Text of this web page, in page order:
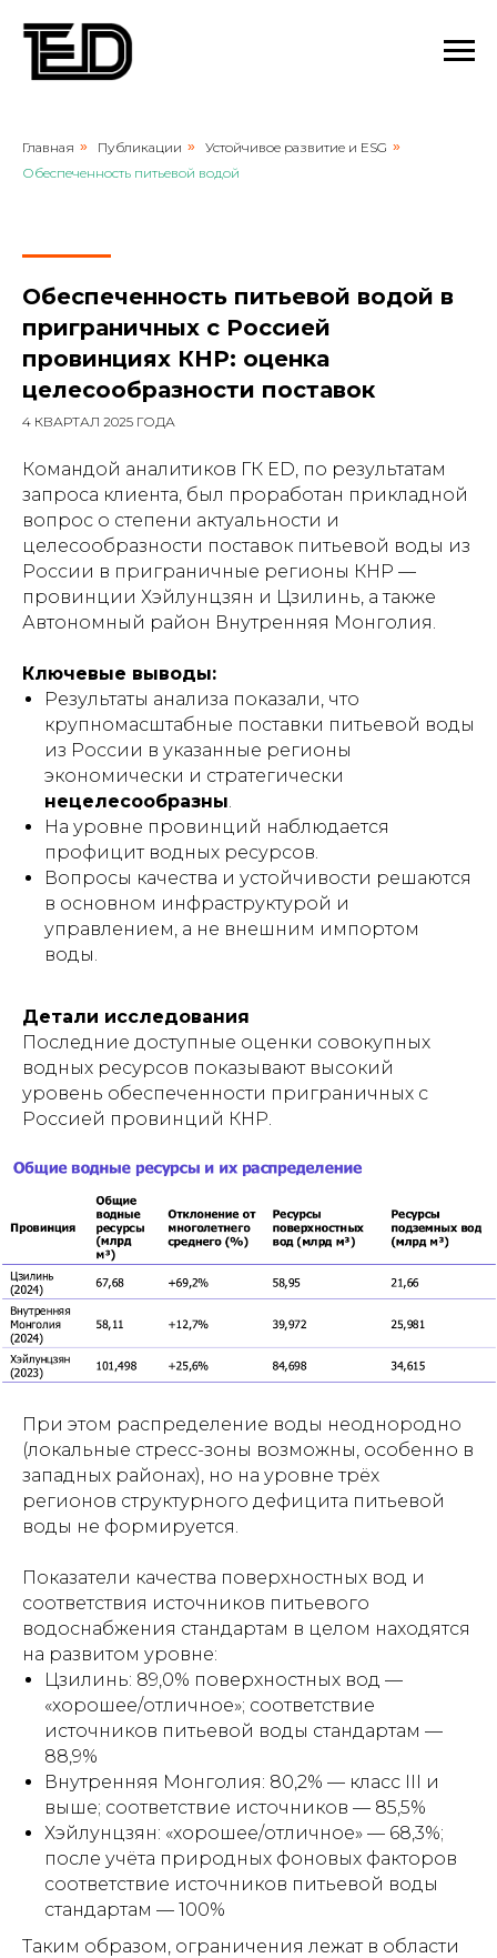
Главная » Публикации » Устойчивое развитие и ESG »
Обеспеченность питьевой водой
Обеспеченность питьевой водой в
приграничных с Россией
провинциях КНР: оценка
целесообразности поставок
4 КВАРТАЛ 2025 ГОДА
Командой аналитиков ГК ED, по результатам
запроса клиента, был проработан прикладной
вопрос о степени актуальности и
целесообразности поставок питьевой воды из
России в приграничные регионы КНР —
провинции Хэйлунцзян и Цзилинь, а также
Автономный район Внутренняя Монголия.
Ключевые выводы:
Результаты анализа показали, что
крупномасштабные поставки питьевой воды
из России в указанные регионы
экономически и стратегически
нецелесообразны
На уровне провинций наблюдается
профицит водных ресурсов.
Вопросы качества и устойчивости решаются
в основном инфраструктурой и
управлением, а не внешним импортом
воды.
Детали исследования
Последние доступные оценки совокупных
водных ресурсов показывают высокий
уровень обеспеченности приграничных с
Россией провинций КНР.
При этом распределение воды неоднородно
(локальные стресс-зоны возможны, особенно в
западных районах), но на уровне трёх
регионов структурного дефицита питьевой
воды не формируется.
Показатели качества поверхностных вод и
соответствия источников питьевого
водоснабжения стандартам в целом находятся
на развитом уровне:
Цзилинь: 89,0% поверхностных вод —
«хорошее/отличное»; соответствие
источников питьевой воды стандартам —
88,9%
Внутренняя Монголия: 80,2% — класс III и
выше; соответствие источников — 85,5%
Хэйлунцзян: «хорошее/отличное» — 68,3%;
после учёта природных фоновых факторов
соответствие источников питьевой воды
стандартам — 100%
Таким образом, ограничения лежат в области